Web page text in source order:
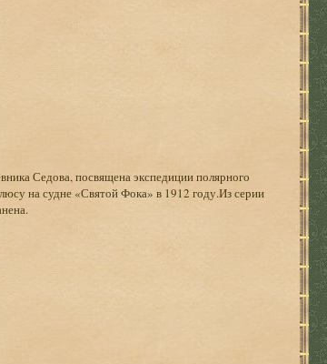
Седова, посвящена экспедиции полярного
на судне «Святой Фока» в 1912 году.Из серии